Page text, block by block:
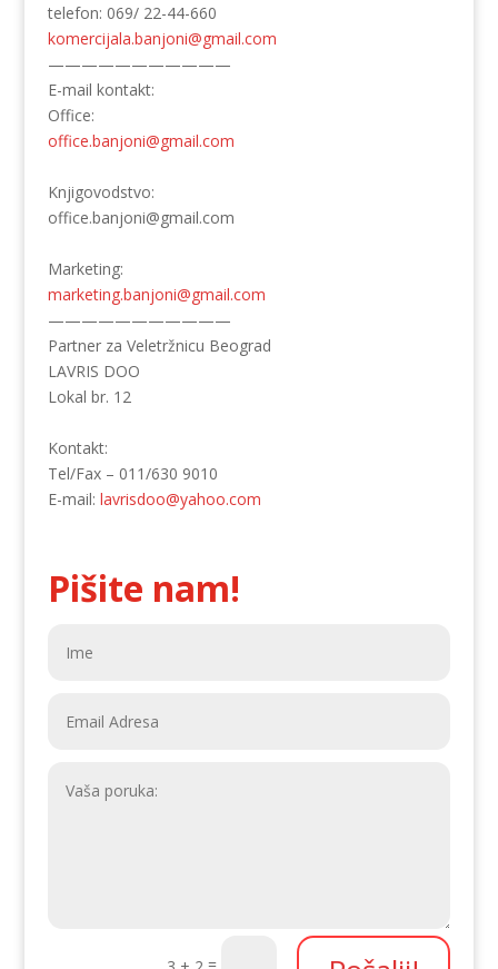
telefon: 069/ 22-44-660
komercijala.banjoni@gmail.com
———————————
E-mail kontakt:
Office:
office.banjoni@gmail.com
Knjigovodstvo:
office.banjoni@gmail.com
Marketing:
marketing.banjoni@gmail.com
———————————
Partner za Veletržnicu Beograd
LAVRIS DOO
Lokal br. 12
Kontakt:
Tel/Fax – 011/630 9010
E-mail: lavrisdoo@yahoo.com
Pišite nam!
=